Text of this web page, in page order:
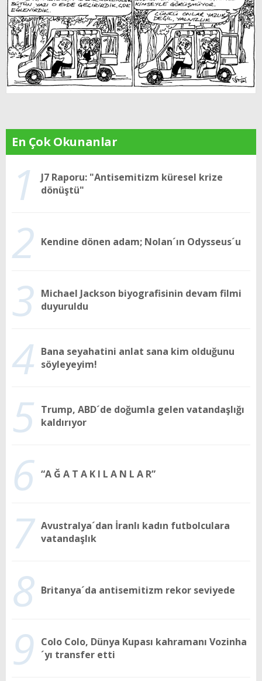
En Çok Okunanlar
1
J7 Raporu: "Antisemitizm küresel krize
dönüştü"
2 Kendine dönen adam; Nolan´ın Odysseus´u
3 Michael Jackson biyografisinin devam filmi
duyuruldu
4 Bana seyahatini anlat sana kim olduğunu
söyleyeyim!
5 Trump, ABD´de doğumla gelen vatandaşlığı
kaldırıyor
6 “A Ğ A T A K I L A N L A R”
7 Avustralya´dan İranlı kadın futbolculara
vatandaşlık
8 Britanya´da antisemitizm rekor seviyede
9
Colo Colo, Dünya Kupası kahramanı Vozinha
´yı transfer etti